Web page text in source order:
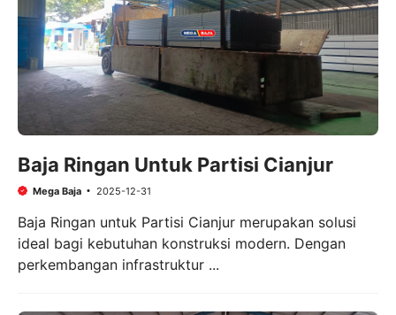
Baja Ringan Untuk Partisi Cianjur
Mega Baja 2025-12-31
Baja Ringan untuk Partisi Cianjur merupakan solusi
ideal bagi kebutuhan konstruksi modern. Dengan
perkembangan infrastruktur ...